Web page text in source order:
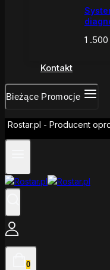
1 .500
Kontakt
Bieżące Promocje
Rostar.pl - Producent
0